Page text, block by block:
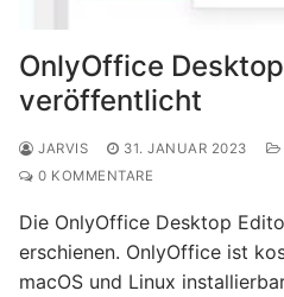
OnlyOffice
veröffentlicht
JARVIS 31. JANUAR 2023
0 KOMMENTARE
Die OnlyOffice Desktop
erschienen. OnlyOffice ist
macOS und Linux